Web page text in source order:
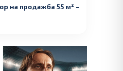
на продажба 55 м² –